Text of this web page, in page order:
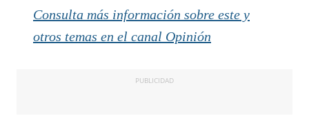
Consulta más información sobre este y
otros temas en el canal Opinión
PUBLICIDAD